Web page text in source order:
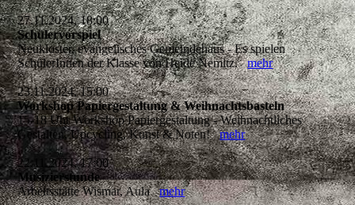
27.11.2024, 18:00
Schülervorspiel
Neukloster, evangelisches Gemeindehaus - Es spielen
SchülerInnen der Klasse von Heide Nemitz.mehr
23.11.2024, 15:00
Workshop Papiergestaltung & Weihnachtsbasteln
15-18 Uhr Workshop Papiergestaltung - Weihnachtliches
Gestalten, Upcycling, Kunst & Noten!mehr
22.11.2024, 17:00
Musizierstunde
Arbeitsstätte Wismar, Aulamehr